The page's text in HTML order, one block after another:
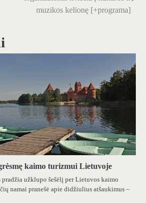
muzikos kelionę [+programa]
kaimo turizmui Lietuvoje
pradžia užklupo šešėlį per Lietuvos kaimo
namai pranešė apie didžiulius atšaukimus –